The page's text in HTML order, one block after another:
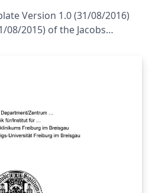
Version 1.0 (31/08/2016)
08/2015) of the Jacobs
BY-NC-SA 4.0 Created by: